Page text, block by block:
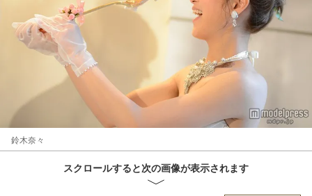
鈴木奈々
スクロールすると次の画像が表示されます